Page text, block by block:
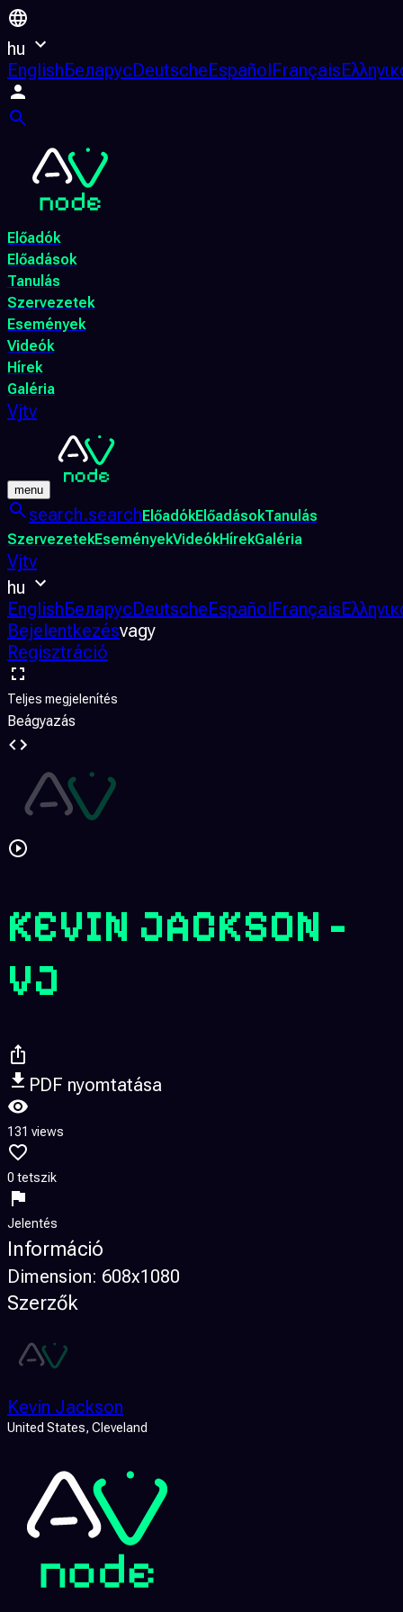
hu
EnglishБеларусDeutscheEspañolFrançais
Előadók
Előadások
Tanulás
Szervezetek
Események
Videók
Hírek
Galéria
Vjtv
menu
search.searchElőadókElőadásokTanulás
SzervezetekEseményekVideókHírekGaléria
Vjtv
hu
EnglishБеларусDeutscheEspañolFrançais
Bejelentkezésvagy
Regisztráció
Teljes megjelenítés
Beágyazás
KEVIN JACKSON -
VJ
PDF nyomtatása
131 views
0 tetszik
Jelentés
Információ
Dimension: 608x1080
Szerzők
Kevin Jackson
United States, Cleveland